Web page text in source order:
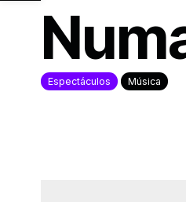
Espectáculos Música